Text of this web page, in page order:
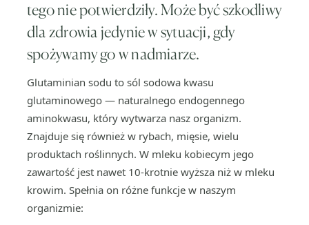
tego nie potwierdziły. Może być szkodliwy
dla zdrowia jedynie w sytuacji, gdy
spożywamy go w nadmiarze.
Glutaminian sodu to sól sodowa kwasu
glutaminowego — naturalnego endogennego
aminokwasu, który wytwarza nasz organizm.
Znajduje się również w rybach, mięsie, wielu
produktach roślinnych. W mleku kobiecym jego
zawartość jest nawet 10-krotnie wyższa niż w mleku
krowim. Spełnia on różne funkcje w naszym
organizmie: